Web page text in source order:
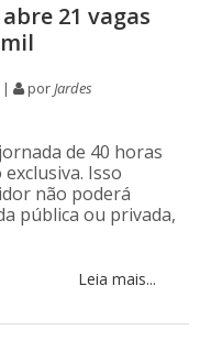
21 vagas
| porJardes
de 40 horas
Isso
não poderá
pública ou privada,
Leia mais...